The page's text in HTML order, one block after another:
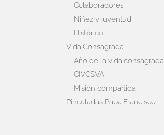
Colaboradores
Niñez y juventud
Histórico
Vida Consagrada
Año de la vida consagrada
CIVCSVA
Misión compartida
Pinceladas Papa Francisco